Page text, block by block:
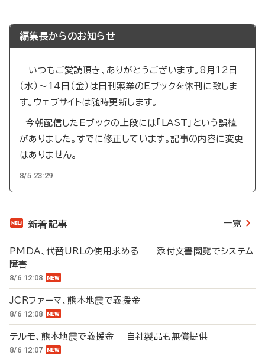
編集長からのお知らせ
いつもご愛読頂き、ありがとうございます。8月12日
（水）～14日（金）は日刊薬業のEブックを休刊に致しま
す。ウェブサイトは随時更新します。
今朝配信したEブックの上段には「LAST」という誤植
がありました。すでに修正しています。記事の内容に変更
はありません。
8/5 23:29
新着記事 一覧
PMDA、代替URLの使用求める 添付文書閲覧でシステム
障害
8/6 12:08
JCRファーマ、熊本地震で義援金
8/6 12:08
テルモ、熊本地震で義援金 自社製品も無償提供
8/6 12:07